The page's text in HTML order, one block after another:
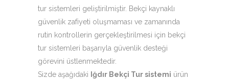
tur sistemleri geliştirilmiştir. Bekçi kaynaklı
güvenlik zafiyeti oluşmaması ve zamanında
rutin kontrollerin gerçekleştirilmesi için bekçi
tur sistemleri başarıyla güvenlik desteği
görevini üstlenmektedir.
Sizde aşağıdaki Iğdır Bekçi Tur sistemi ürün